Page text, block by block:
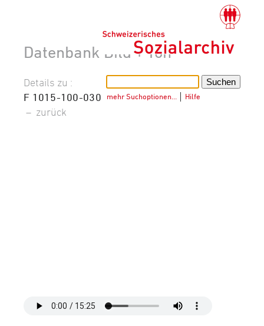
Datenbank Bild + Ton
mehr Suchoptionen… Hilfe
Details zu :
F 1015-100-030
– zurück